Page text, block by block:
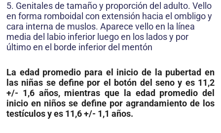
5. Genitales de tamaño y proporción del adulto. Vello
en forma romboidal con extensión hacia el ombligo y
cara interna de muslos. Aparece vello en la línea
media del labio inferior luego en los lados y por
último en el borde inferior del mentón
La edad promedio para el inicio de la pubertad en
las niñas se define por el botón del seno y es 11,2
+/- 1,6 años, mientras que la edad promedio del
inicio en niños se define por agrandamiento de los
testículos y es 11,6 +/- 1,1 años.